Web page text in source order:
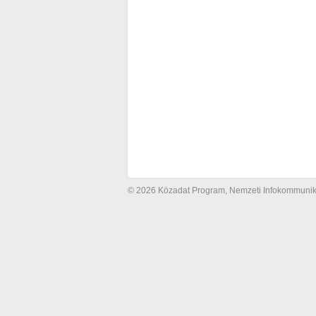
© 2026 Közadat Program, Nemzeti